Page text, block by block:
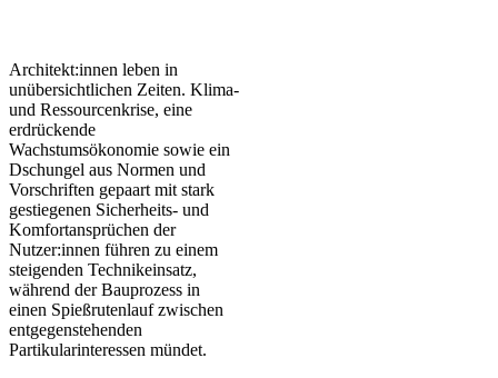
​Architekt:innen leben in
unübersichtlichen Zeiten. Klima-
und Ressourcenkrise, eine
erdrückende
Wachstumsökonomie sowie ein
Dschungel aus Normen und
Vorschriften gepaart mit stark
gestiegenen Sicherheits- und
Komfortansprüchen der
Nutzer:innen führen zu einem
steigenden Technikeinsatz,
während der Bauprozess in
einen Spießrutenlauf zwischen
entgegenstehenden
Partikularinteressen mündet.